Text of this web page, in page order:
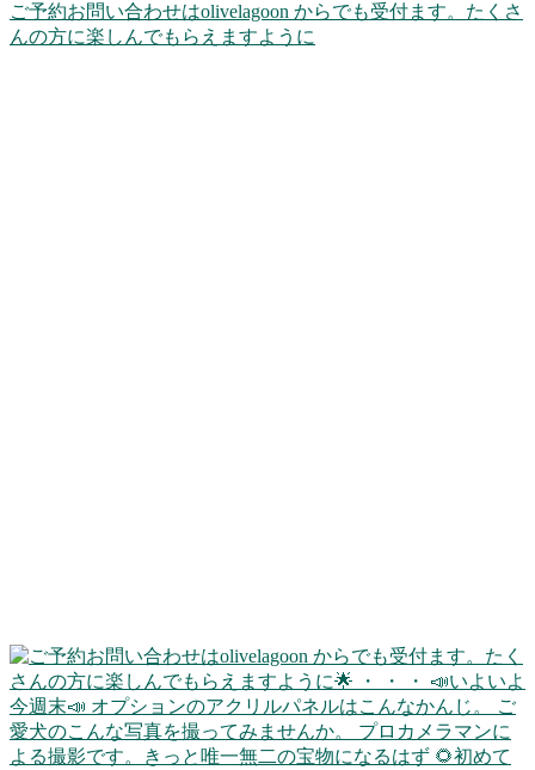
ご予約お問い合わせはolivelagoon からでも受付ます。たくさ
んの方に楽しんでもらえますように